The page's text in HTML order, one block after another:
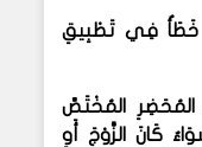
خَطَأٌ فِي تَطْبِيقِ
المُخْتَصِّ
كَانَ الزَّوْجَ أَوِ